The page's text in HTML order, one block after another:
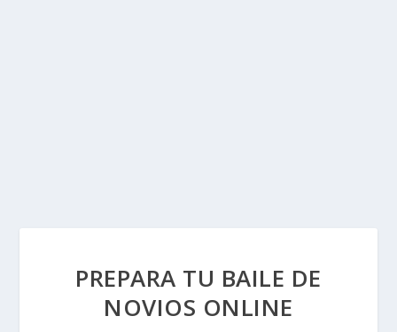
PREPARA TU BAILE DE
NOVIOS ONLINE